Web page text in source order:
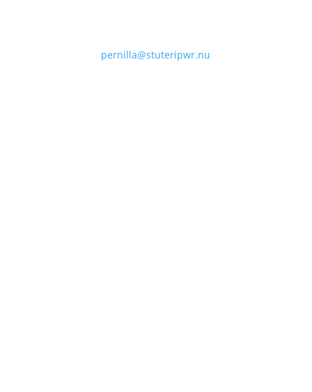
pernilla@stuteripwr.nu